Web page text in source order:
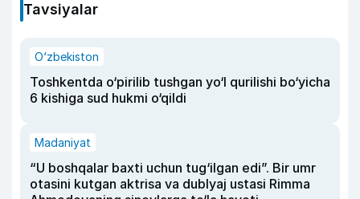
Tavsiyalar
O‘zbekiston
Toshkentda o‘pirilib tushgan yo‘l qurilishi bo‘yicha
6 kishiga sud hukmi o‘qildi
Madaniyat
“U boshqalar baxti uchun tug‘ilgan edi”. Bir umr
otasini kutgan aktrisa va dublyaj ustasi Rimma